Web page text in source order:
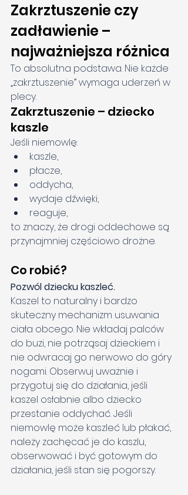
Zakrztuszenie czy
zadławienie –
najważniejsza różnica
To absolutna podstawa. Nie każde
„zakrztuszenie” wymaga uderzeń w
plecy.
Zakrztuszenie – dziecko
kaszle
Jeśli niemowlę:
kaszle,
płacze,
oddycha,
wydaje dźwięki,
reaguje,
to znaczy, że drogi oddechowe są
przynajmniej częściowo drożne.
Co robić?
Pozwól dziecku kaszleć.
Kaszel to naturalny i bardzo
skuteczny mechanizm usuwania
ciała obcego. Nie wkładaj palców
do buzi, nie potrząsaj dzieckiem i
nie odwracaj go nerwowo do góry
nogami. Obserwuj uważnie i
przygotuj się do działania, jeśli
kaszel osłabnie albo dziecko
przestanie oddychać. Jeśli
niemowlę może kaszleć lub płakać,
należy zachęcać je do kaszlu,
obserwować i być gotowym do
działania, jeśli stan się pogorszy.